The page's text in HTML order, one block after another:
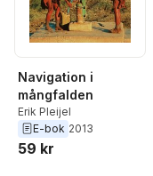
Navigation i
mångfalden
Erik Pleijel
E-bok 2013
59 kr